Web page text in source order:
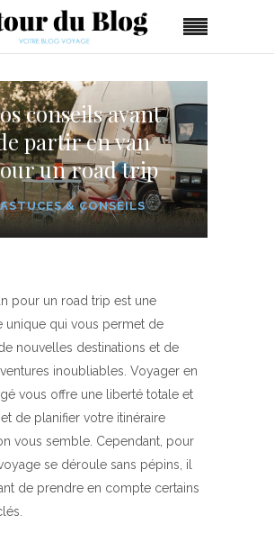
conseils avant
partir en van
un road trip
ASTUCES & CONSEILS
pour un road trip est une
unique qui vous permet de
nouvelles destinations et de
inoubliables. Voyager en
vous offre une liberté totale et
de planifier votre itinéraire
vous semble. Cependant, pour
se déroule sans pépins, il
de prendre en compte certains